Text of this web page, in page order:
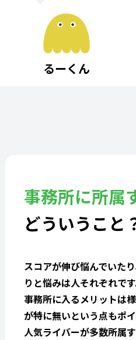
るーくん
事務所に所属
どういうこと
スコアが伸び悩んでいた
りと悩みは人それぞれです
事務所に入るメリットは
が特に無いという点もポ
人気ライバーが多数所属